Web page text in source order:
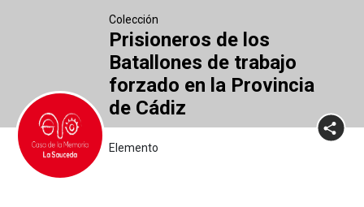
Colección
Prisioneros de los
Batallones de trabajo
forzado en la Provincia
de Cádiz
Elemento